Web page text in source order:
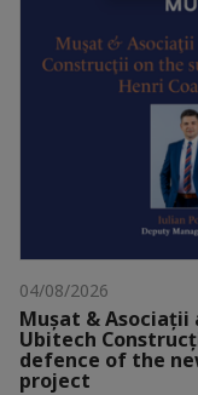
04/08/2026
Mușat & Asociații
Ubitech
defence of the
project